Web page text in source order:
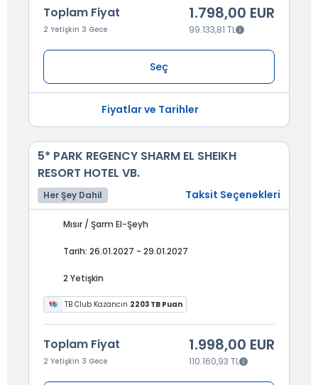
Toplam Fiyat
2 Yetişkin 3 Gece
1.798,00 EUR
99.133,81 TL
Seç
Fiyatlar ve Tarihler
5* PARK REGENCY SHARM EL SHEIKH
RESORT HOTEL VB.
Her Şey Dahil Taksit Seçenekleri
Mısır / Şarm El-Şeyh
Tarih: 26.01.2027 - 29.01.2027
2 Yetişkin
TB Club Kazancın 2203 TB Puan
Toplam Fiyat
2 Yetişkin 3 Gece
1.998,00 EUR
110.160,93 TL